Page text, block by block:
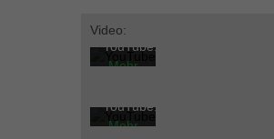
Video:
von
YouTube.
Mehr
Video
akzeptieren
Sie die
Datenschutzerklärung
YouTube.
Mehr